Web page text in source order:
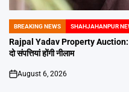
POSTED
IN
BREAKING NEWS SHAHJAHANPUR
Rajpal Yadav Property Auction:
दो संपत्तियां होंगी नीलाम
on
August 6, 2026